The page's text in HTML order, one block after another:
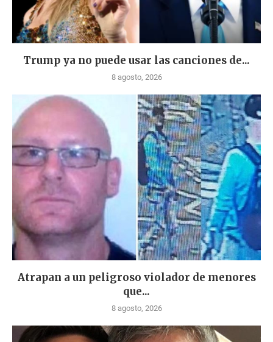
Trump ya no puede usar las canciones de...
8 agosto, 2026
Atrapan a un peligroso violador de menores
que...
8 agosto, 2026